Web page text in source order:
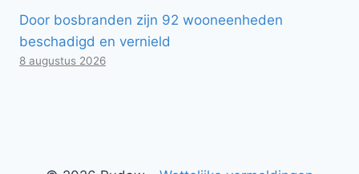
Door bosbranden zijn 92 wooneenheden
beschadigd en vernield
8 augustus 2026